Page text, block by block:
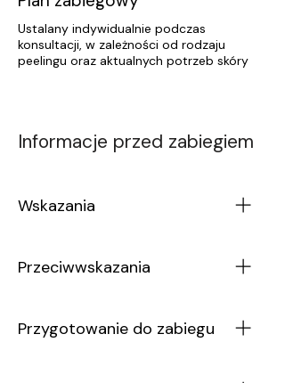
Ustalany indywidualnie podczas
konsultacji, w zależności od rodzaju
peelingu oraz aktualnych potrzeb skóry
Informacje przed zabiegiem
Wskazania
Rozszerzone pory i nadmierne
zaskórników. • Trądzik pospolity i
Przeciwwskazania
Aktywne stany zapalne skóry. •
Przygotowanie do zabiegu